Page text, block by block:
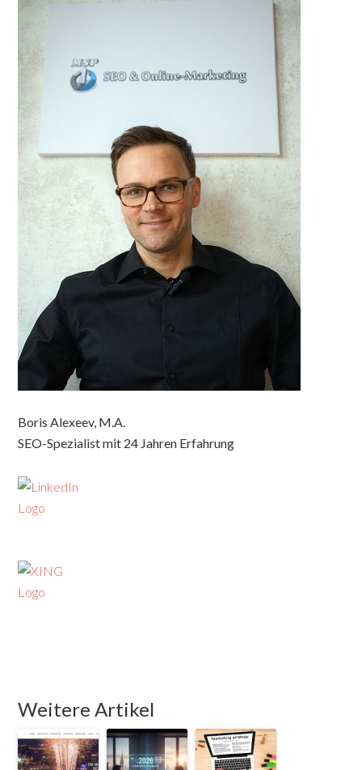
Boris Alexeev, M.A.
SEO-Spezialist mit 24 Jahren Erfahrung
Weitere Artikel